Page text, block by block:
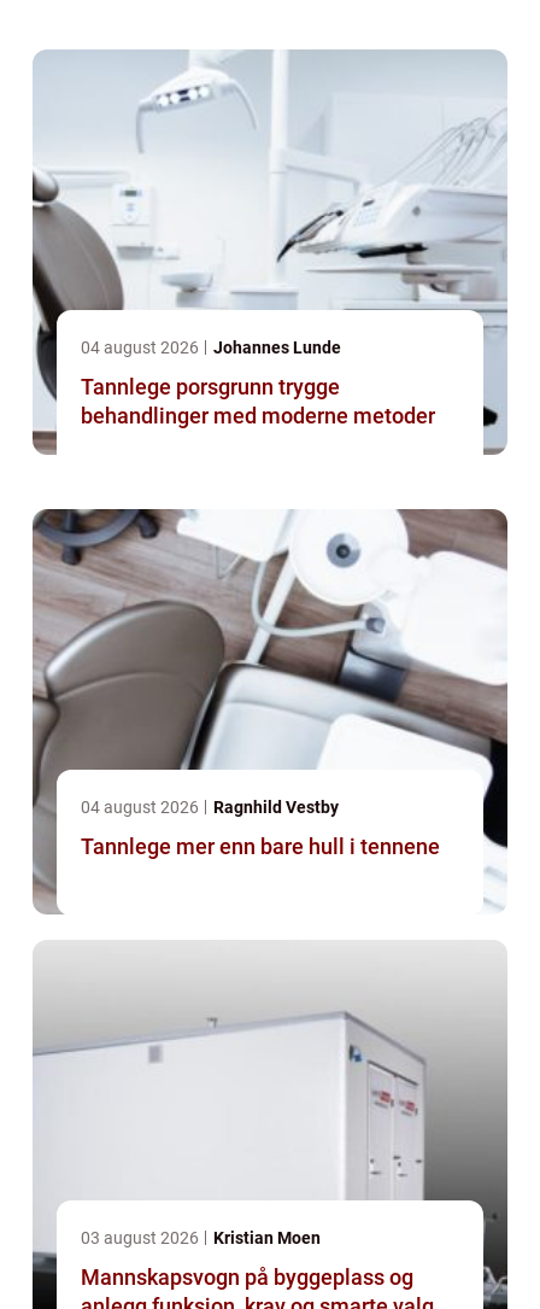
04 august 2026 Johannes Lunde
Tannlege porsgrunn trygge
behandlinger med moderne metoder
04 august 2026 Ragnhild Vestby
Tannlege mer enn bare hull i tennene
03 august 2026 Kristian Moen
Mannskapsvogn på byggeplass og